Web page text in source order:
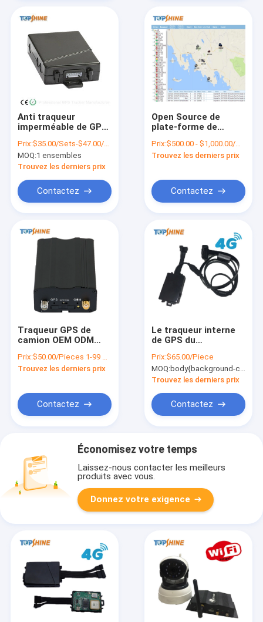
Anti traqueur
imperméable de GPS
avec l'APPLI d'IOS
Android dépistant la
plate-forme
Prix:$35.00/Sets-$47.00/Sets
MOQ:1 ensembles
Trouvez les derniers prix
Contactez
Open Source de
plate-forme de
d'OEM 2G avec le SDK
d'API
Prix:$500.00 - $1,000.00/Pieces
Trouvez les derniers prix
Contactez
Traqueur GPS de
camion OEM ODM
intégrée de 2 Mo
pour enregistreur de
Prix:$50.00/Pieces 1-99 Pieces
Trouvez les derniers prix
Contactez
Le traqueur interne
de GPS du
d'OBDII peut-il
autobus avec des
données à distance
diagnostic
Prix:$65.00/Piece
MOQ:body{background-color:#FFFFFF} 非法阻断153 window.onload = function () { docu
Trouvez les derniers prix
Contactez
Économisez votre temps
Laissez-nous contacter les meilleurs
produits avec vous.
Donnez votre exigence